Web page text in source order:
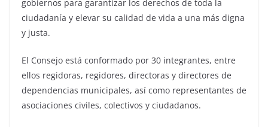
gobiernos para garantizar los derechos de toda la
ciudadanía y elevar su calidad de vida a una más digna
y justa.
El Consejo está conformado por 30 integrantes, entre
ellos regidoras, regidores, directoras y directores de
dependencias municipales, así como representantes de
asociaciones civiles, colectivos y ciudadanos.